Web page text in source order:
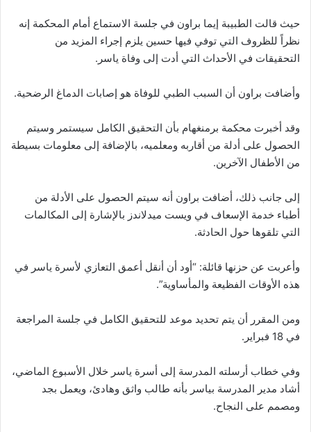
حيث قالت الطبيبة إيما براون في جلسة الاستماع أمام المحكمة إنه
نظراً للظروف التي توفي فيها حسين يلزم إجراء المزيد من
التحقيقات في الأحداث التي أدت إلى وفاة ياسر.
وأضافت براون أن السبب الطبي للوفاة هو إصابات الدماغ الرضحية.
وقد أخبرت محكمة برمنغهام بأن التحقيق الكامل سيستمر وسيتم
الحصول على أدلة من أقاربه ومعلميه، بالإضافة إلى معلومات بسيطة
من الأطفال الآخرين.
إلى جانب ذلك، أضافت براون أنه سيتم الحصول على الأدلة من
أطباء خدمة الإسعاف في ويست ميدلاندز بالإشارة إلى المكالمات
التي تلقوها حول الحادثة.
وأعربت عن حزنها قائلة: “أود أن أنقل أعمق التعازي لأسرة ياسر في
هذه الأوقات الفظيعة والمأساوية”.
ومن المقرر أن يتم تحديد موعد للتحقيق الكامل في جلسة المراجعة
في 18 فبراير.
وفي خطاب أرسلته المدرسة إلى أسرة ياسر خلال الأسبوع الماضي،
أشاد مدير المدرسة بياسر بأنه طالب واثق وهادئ، ويعمل بجد
ومصمم على النجاح.